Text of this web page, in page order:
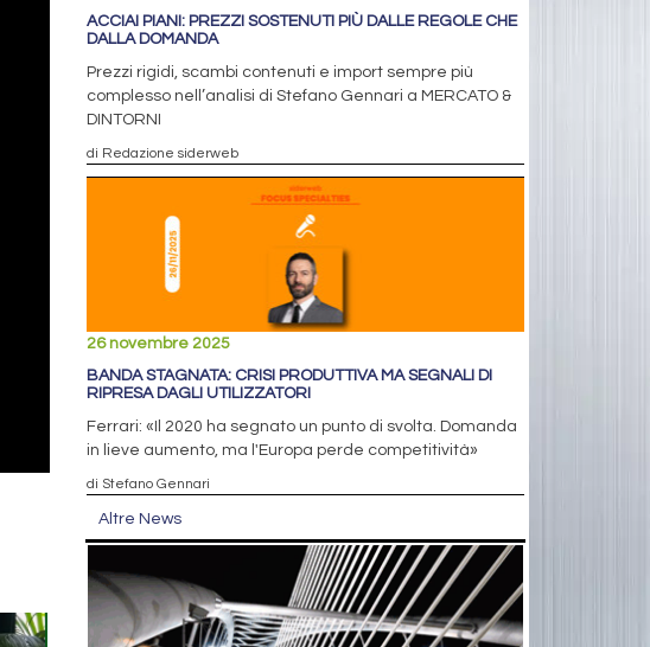
ACCIAI PIANI: PREZZI SOSTENUTI PIÙ DALLE REGOLE CHE
DALLA DOMANDA
Prezzi rigidi, scambi contenuti e import sempre più
complesso nell’analisi di Stefano Gennari a MERCATO &
DINTORNI
di Redazione siderweb
26 novembre 2025
BANDA STAGNATA: CRISI PRODUTTIVA MA SEGNALI DI
RIPRESA DAGLI UTILIZZATORI
Ferrari: «Il 2020 ha segnato un punto di svolta. Domanda
in lieve aumento, ma l'Europa perde competitività»
di Stefano Gennari
Altre News